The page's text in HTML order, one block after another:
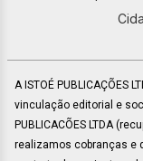
A ISTOÉ PUBLICAÇÕES
vinculação editorial e
PUBLICACÕES LTDA
realizamos cobranças e